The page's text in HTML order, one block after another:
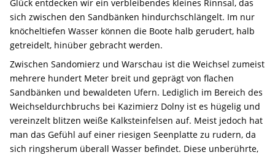
Glück entdecken wir ein verbleibendes kleines Rinnsal, das
sich zwischen den Sandbänken hindurchschlängelt. Im nur
knöcheltiefen Wasser können die Boote halb gerudert, halb
getreidelt, hinüber gebracht werden.
Zwischen Sandomierz und Warschau ist die Weichsel zumeist
mehrere hundert Meter breit und geprägt von flachen
Sandbänken und bewaldeten Ufern. Lediglich im Bereich des
Weichseldurchbruchs bei Kazimierz Dolny ist es hügelig und
vereinzelt blitzen weiße Kalksteinfelsen auf. Meist jedoch hat
man das Gefühl auf einer riesigen Seenplatte zu rudern, da
sich ringsherum überall Wasser befindet. Diese unberührte,